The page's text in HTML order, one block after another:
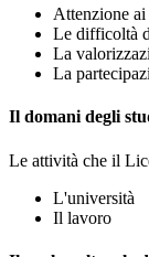
Attenzione
Le difficoltà
La
La
Il domani degli
Le attività che il
L'università
Il lavoro